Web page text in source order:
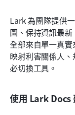
Lark 為團隊提供
圖、保持資訊最
全部來自單一真
映射利害關係人
必切換工具。
使用 Lark Docs